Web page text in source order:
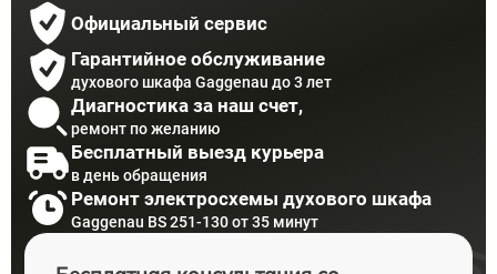
Официальный сервис
Гарантийное обслуживание
духового шкафа Gaggenau до 3 лет
Диагностика за наш счет,
ремонт по желанию
Бесплатный выезд курьера
в день обращения
Ремонт электросхемы духового шкафа
Gaggenau BS 251-130 от 35 минут